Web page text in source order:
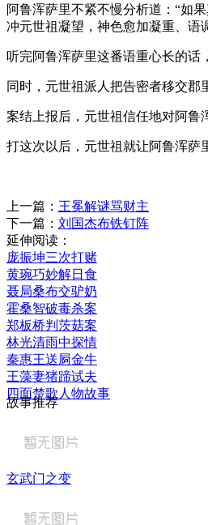
阿鲁浑萨里不紧不慢分析道：“如
冲元世祖凝望，神色愈加凝重、语
听完阿鲁浑萨里这番语重心长的话
同时，元世祖派人把告密者移交郡
案结上报后，元世祖信任地对阿鲁
打这次以后，元世祖就让阿鲁浑萨
上一篇： 王冕解谜骂财主
下一篇： 刘国杰布铁钉阵
延伸阅读：
庞振坤三次打赌
黄琬巧妙解日食
聂局桑布交驴奶
霍桑智破毒杀案
郑板桥判茨菇案
林光清雨中探情
秦惠王送屙金牛
王藻妻猪蹄试夫
四面楚歌人物故事
故事推荐
玄武门之变